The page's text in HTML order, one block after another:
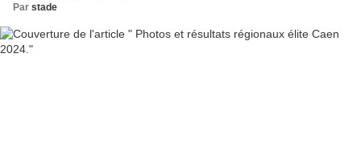
Par stade